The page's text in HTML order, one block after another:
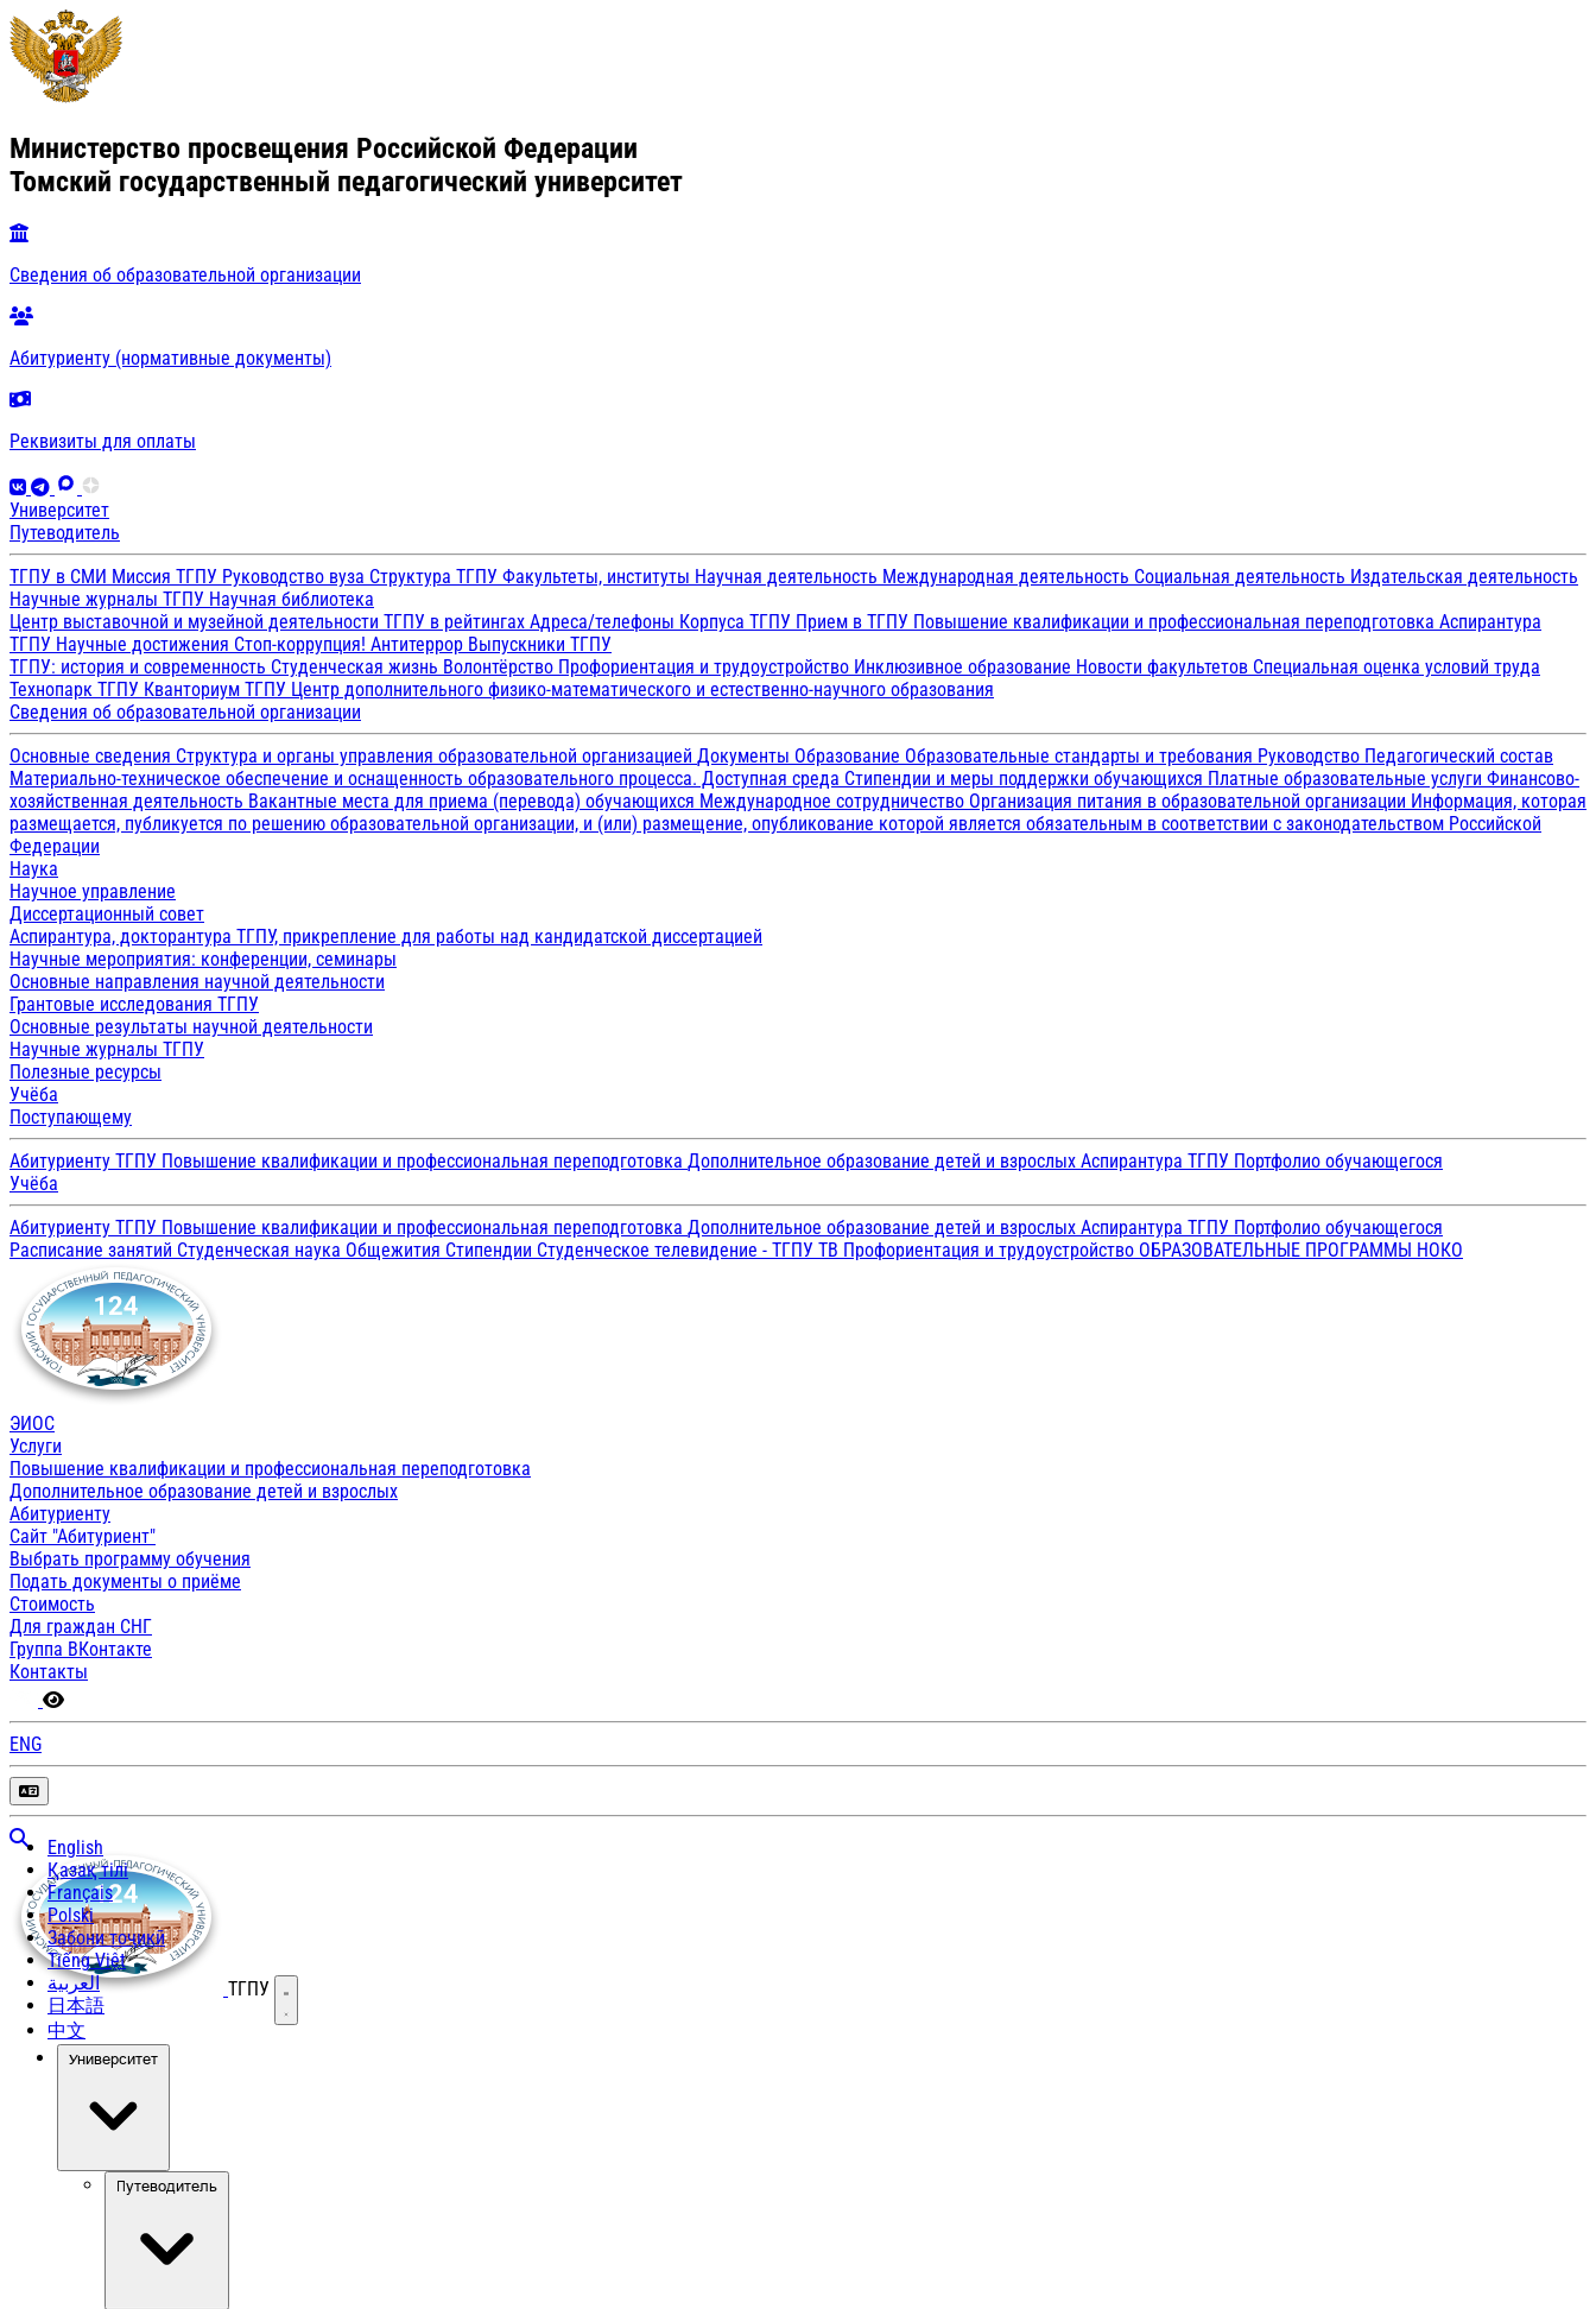
Министерство просвещения Российской Федерации
Томский государственный педагогический университет
Сведения об образовательной организации
Абитуриенту (нормативные документы)
Реквизиты для оплаты
Университет
Путеводитель
ТГПУ в СМИ Миссия ТГПУ Руководство вуза Структура ТГПУ Факультеты, институты Научная деятельность Международная деятельность Социальная деятельность Издательская деятельность
Научные журналы ТГПУ Научная библиотека
Центр выставочной и музейной деятельности ТГПУ в рейтингах Адреса/телефоны Корпуса ТГПУ Прием в ТГПУ Повышение квалификации и профессиональная переподготовка Аспирантура
ТГПУ Научные достижения Стоп-коррупция! Антитеррор Выпускники ТГПУ
ТГПУ: история и современность Студенческая жизнь Волонтёрство Профориентация и трудоустройство Инклюзивное образование Новости факультетов Специальная оценка условий труда
Технопарк ТГПУ Кванториум ТГПУ Центр дополнительного физико-математического и естественно-научного образования
Сведения об образовательной организации
Основные сведения Структура и органы управления образовательной организацией Документы Образование Образовательные стандарты и требования Руководство Педагогический состав
Материально-техническое обеспечение и оснащенность образовательного процесса. Доступная среда Стипендии и меры поддержки обучающихся Платные образовательные услуги Финансово-
хозяйственная деятельность Вакантные места для приема (перевода) обучающихся Международное сотрудничество Организация питания в образовательной организации Информация, которая
размещается, публикуется по решению образовательной организации, и (или) размещение, опубликование которой является обязательным в соответствии с законодательством Российской
Федерации
Наука
Научное управление
Диссертационный совет
Аспирантура, докторантура ТГПУ, прикрепление для работы над кандидатской диссертацией
Научные мероприятия: конференции, семинары
Основные направления научной деятельности
Грантовые исследования ТГПУ
Основные результаты научной деятельности
Научные журналы ТГПУ
Полезные ресурсы
Учёба
Поступающему
Абитуриенту ТГПУ Повышение квалификации и профессиональная переподготовка Дополнительное образование детей и взрослых Аспирантура ТГПУ Портфолио обучающегося
Учёба
Абитуриенту ТГПУ Повышение квалификации и профессиональная переподготовка Дополнительное образование детей и взрослых Аспирантура ТГПУ Портфолио обучающегося
Расписание занятий Студенческая наука Общежития Стипендии Студенческое телевидение - ТГПУ ТВ Профориентация и трудоустройство ОБРАЗОВАТЕЛЬНЫЕ ПРОГРАММЫ НОКО
ЭИОС
Услуги
Повышение квалификации и профессиональная переподготовка
Дополнительное образование детей и взрослых
Абитуриенту
Сайт "Абитуриент"
Выбрать программу обучения
Подать документы о приёме
Стоимость
Для граждан СНГ
Группа ВКонтакте
Контакты
ENG
English
Қазақ тілі
Français
Polski
Забони тоҷикӣ
Tiếng Việt
العربية
日本語
中文
ТГПУ Открыть меню
Университет
Путеводитель